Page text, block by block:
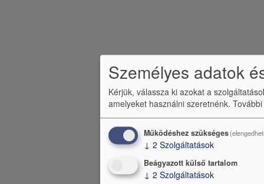
Személyes adatok
Kérjük, válassza ki azokat a
amelyeket használni szeretnénk.
Működéshez szükséges
↓ 2 Szolgáltatások
Beágyazott külső tartalom
↓ 2 Szolgáltatások